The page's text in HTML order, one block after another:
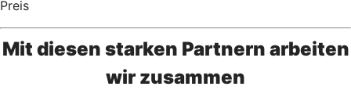
Preis
Mit diesen starken Partnern arbeiten
wir zusammen